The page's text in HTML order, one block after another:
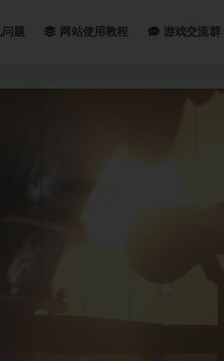
题 网站使用教程 游戏交流群